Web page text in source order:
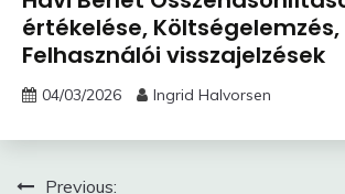
értékelése, Költségelemzés,
Felhasználói visszajelzések
04/03/2026 Ingrid Halvorsen
Previous: